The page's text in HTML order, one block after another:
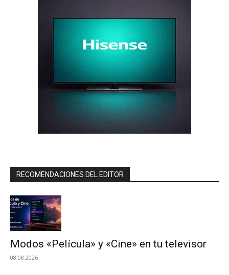
RECOMENDACIONES DEL EDITOR
Modos «Película» y «Cine» en tu televisor
08.08.2026